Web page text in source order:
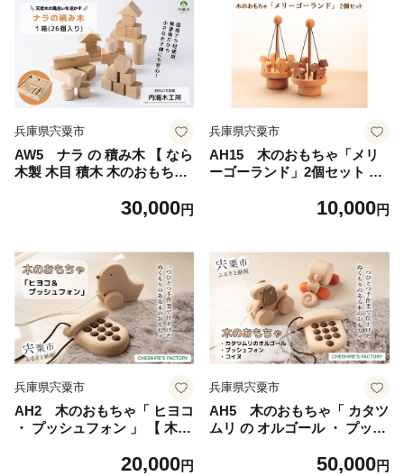
兵庫県宍粟市
AW5 ナラ の 積み木 【 なら
木製 木目 積木 木のおもちゃ
り物 お祝い 誕生祝い シンプ
30,000円
兵庫県宍粟市
AH15 木のおもちゃ「メリ
ーゴーランド」2個セット 【
ナット 手作り シンプル 木の
10,000円
兵庫県宍粟市
AH2 木のおもちゃ「 ヒヨコ
・ プッシュフォン 」 【 木製
ひよこ 小鳥 電話 無垢 無塗装
20,000円
兵庫県宍粟市
AH5 木のおもちゃ「 カタツ
ムリ の オルゴール ・ プッシ
おもちゃ 玩具 かたつむり 電
50,000円